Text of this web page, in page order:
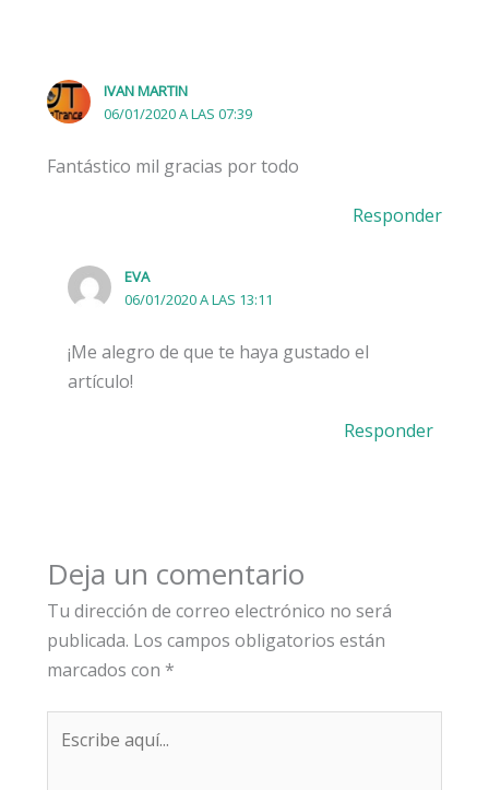
IVAN MARTIN
06/01/2020 A LAS 07:39
Fantástico mil gracias por todo
Responder
EVA
06/01/2020 A LAS 13:11
¡Me alegro de que te haya gustado el
artículo!
Responder
Deja un comentario
Tu dirección de correo electrónico no será
publicada. Los campos obligatorios están
marcados con *
aquí...